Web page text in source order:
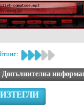
Допълнителна
ИЗТЕГЛИ